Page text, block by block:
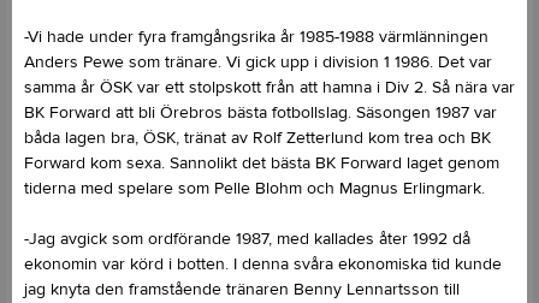
-Vi hade under fyra framgångsrika år 1985-1988 värmlänningen
Anders Pewe som tränare. Vi gick upp i division 1 1986. Det var
samma år ÖSK var ett stolpskott från att hamna i Div 2. Så nära var
BK Forward att bli Örebros bästa fotbollslag. Säsongen 1987 var
båda lagen bra, ÖSK, tränat av Rolf Zetterlund kom trea och BK
Forward kom sexa. Sannolikt det bästa BK Forward laget genom
tiderna med spelare som Pelle Blohm och Magnus Erlingmark.
-Jag avgick som ordförande 1987, med kallades åter 1992 då
ekonomin var körd i botten. I denna svåra ekonomiska tid kunde
jag knyta den framstående tränaren Benny Lennartsson till